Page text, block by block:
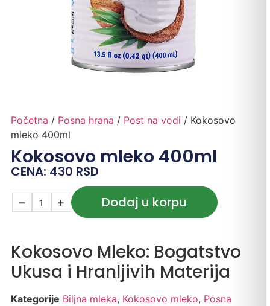
Početna / Posna hrana / Post na vodi / Kokosovo
mleko 400ml
Kokosovo mleko 400ml
CENA: 430 RSD
− + Dodaj u korpu
Kokosovo Mleko: Bogatstvo
Ukusa i Hranljivih Materija
Kategorije Biljna mleka, Kokosovo mleko, Posna